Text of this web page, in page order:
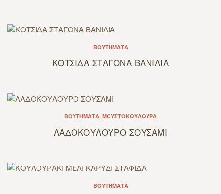
ΒΟΥΤΉΜΑΤΑ
ΚΟΤΣΙΔΑ ΣΤΑΓΟΝΑ ΒΑΝΙΛΙΑ
ΒΟΥΤΉΜΑΤΑ, ΜΟΥΣΤΟΚΟΎΛΟΥΡΑ
ΛΑΔΟΚΟΥΛΟΥΡΟ ΣΟΥΣΑΜΙ
ΒΟΥΤΉΜΑΤΑ